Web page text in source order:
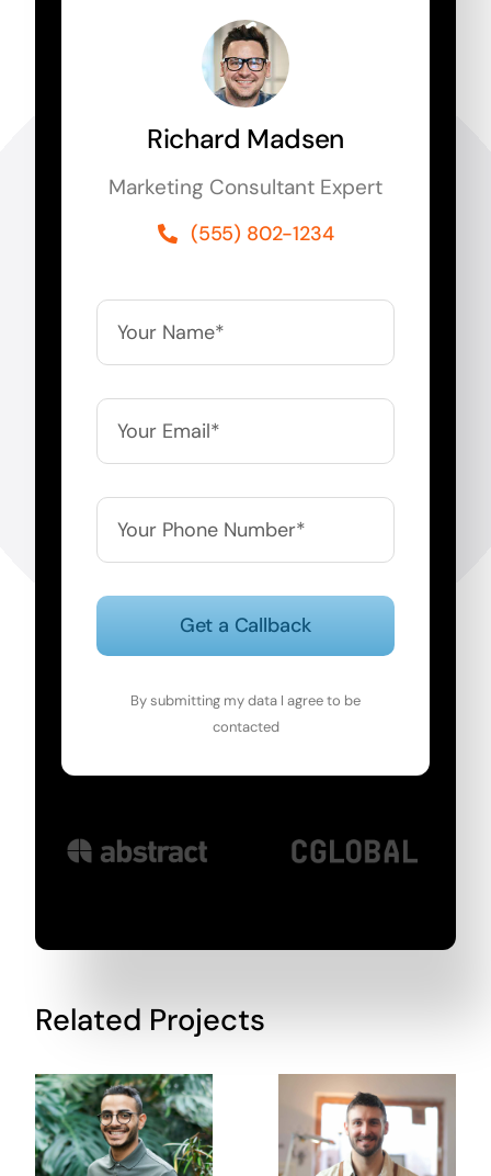
Richard Madsen
Marketing Consultant Expert
(555) 802-1234
Get a Callback
By submitting my data I agree to be
contacted
Related Projects